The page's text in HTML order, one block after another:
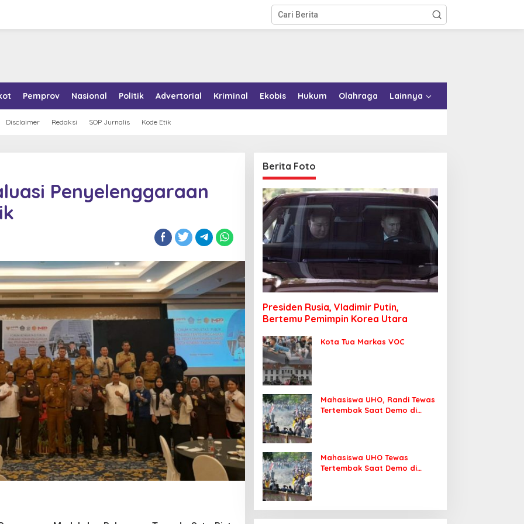
Pemprov Nasional Politik Advertorial Kriminal Ekobis Hukum Olahraga Lainnya
Disclaimer Redaksi SOP Jurnalis Kode Etik
Penyelenggaraan
Berita Foto
Presiden Rusia, Vladimir Putin,
Bertemu Pemimpin Korea Utara
Kota Tua Markas VOC
Mahasiswa UHO, Randi Tewas
Tertembak Saat Demo di
Mahasiswa UHO Tewas
Tertembak Saat Demo di